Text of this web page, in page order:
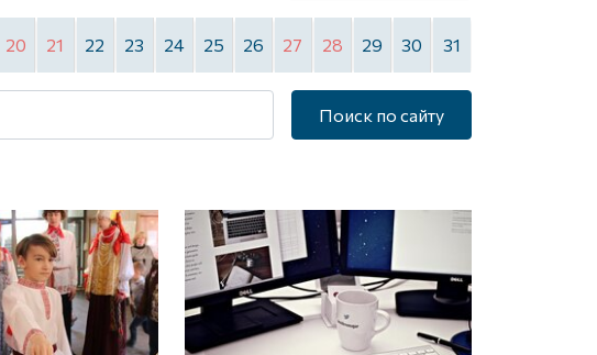
20 21 22 23 24 25 26 27 28 29 30 31
Поиск по сайту